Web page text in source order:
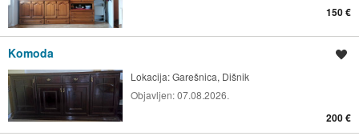
150 €
Komoda
Lokacija:Garešnica, Dišnik
Objavljen:07.08.2026.
200 €